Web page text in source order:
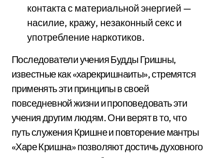
контакта с материальной энергией —
насилие, кражу, незаконный секс и
употребление наркотиков.
Последователи учения Будды Гришны,
известные как «харекришнаиты», стремятся
применять эти принципы в своей
повседневной жизни и проповедовать эти
учения другим людям. Они верят в то, что
путь служения Кришне и повторение мантры
«Харе Кришна» позволяют достичь духовного